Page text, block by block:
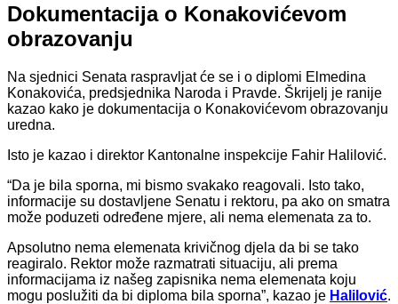
Dokumentacija o Konakovićevom
obrazovanju
Na sjednici Senata raspravljat će se i o diplomi Elmedina
Konakovića, predsjednika Naroda i Pravde. Škrijelj je ranije
kazao kako je dokumentacija o Konakovićevom obrazovanju
uredna.
Isto je kazao i direktor Kantonalne inspekcije Fahir Halilović.
“Da je bila sporna, mi bismo svakako reagovali. Isto tako,
informacije su dostavljene Senatu i rektoru, pa ako on smatra
može poduzeti određene mjere, ali nema elemenata za to.
Apsolutno nema elemenata krivičnog djela da bi se tako
reagiralo. Rektor može razmatrati situaciju, ali prema
informacijama iz našeg zapisnika nema elemenata koju
mogu poslužiti da bi diploma bila sporna”, kazao je Halilović.